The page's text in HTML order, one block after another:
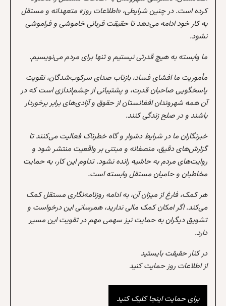
کرده است. در چنین شرایطی، «اطلاعات روز» متعهدانه و مستقل
به کار خود ادامه می‌دهد تا حقیقت قربانی خاموشی و فراموشی
نشود.
ما وابسته به هیچ قدرتی نیستیم و تنها برای مردم می‌نویسیم.
مأموریت ما افشای فساد، بازتاب صدای سرکوب‌شدگان، تقویت
پاسخگویی صاحبان قدرت، و پشتیبانی از چشم‌اندازی است که در
آن همه شهروندان افغانستان از حقوق و آزادی‌های برابر برخوردار
باشند و در صلح زندگی کنند.
خبرنگاران ما در شرایط دشوار و گاه خطرناک فعالیت می‌کنند تا
گزارش‌های دقیق، منصفانه و مبتنی بر واقعیت منتشر شود و
روایت‌های مردم به حاشیه رانده نشود. تداوم این کار، به حمایت
مخاطبان و حامیان مستقل وابسته است.
هر کمک، فارغ از میزان آن، به ادامه روزنامه‌نگاری مستقل کمک
می‌کند. اگر امکان کمک مالی ندارید، همرسانی این درخواست و
تشویق دیگران به حمایت نیز سهمی مهم در تقویت این مسیر
دارد.
در کنار حقیقت بایستید
از اطلاعات روز حمایت کنید
برای حمایت اینجا کلیک کنید